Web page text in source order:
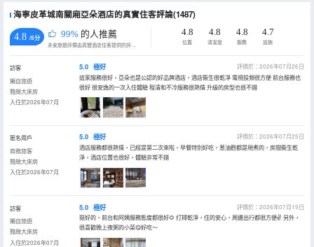
海寧皮革城南關廂亞朵酒店的真實住客評論(1487)
4.8 /5分 99% 的人推薦
永安旅遊評價由真實酒店住客提供的評價。
4.8
位置
4.8
清潔度
4.8
服務
4.7
設施
訪客
獨自旅遊
雅緻大床房
入住於2026年07月
5.0 極好
評價於：2026年07月26日
這家服務很好，亞朵也是公認的好品牌酒店，酒店衞生很乾凈 電視投頻很方便 前台服務也
很好 很安逸的一次入住體驗 程清和不冷服務很熱情 升級的房型也很不錯
匿名用戶
商務旅客
雅緻大床房
入住於2026年07月
5.0 極好
評價於：2026年07月25日
酒店服務都很熱情，已經是第二次來啦，早餐特別好吃，葱油麪都是現煮的，房間衞生乾
淨，酒店位置也很好，體驗非常不錯
訪客
獨自旅遊
雅緻大床房
入住於2026年07月
5.0 極好
評價於：2026年07月19日
挺好的，前台和阿姨服務態度都很好🌻 打掃乾淨，住的安心，周邊出行都很方便✌️ 另外，
很喜歡晚上夜粥的小菜😋好吃～